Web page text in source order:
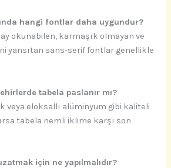
hangi fontlar daha uygundur?
okunabilen, karmaşık olmayan ve
yansıtan sans-serif fontlar genellikle
tabela paslanır mı?
veya eloksallı alüminyum gibi kaliteli
tabela nemli iklime karşı son
için ne yapılmalıdır?